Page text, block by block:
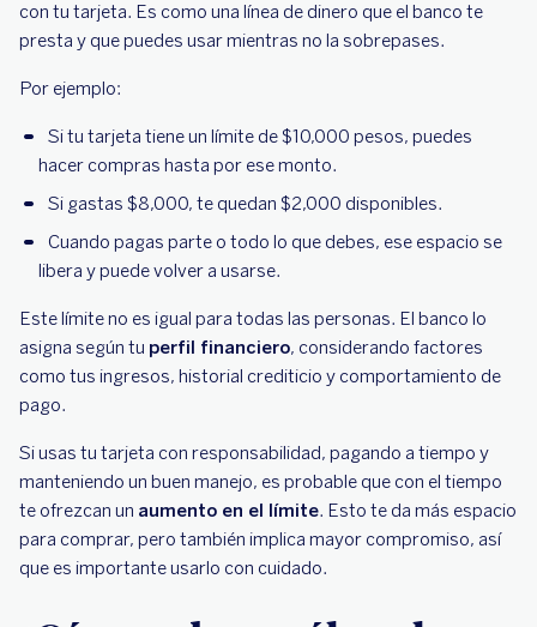
con tu tarjeta. Es como una línea de dinero que el banco te
presta y que puedes usar mientras no la sobrepases.
Por ejemplo:
Si tu tarjeta tiene un límite de $10,000 pesos, puedes
hacer compras hasta por ese monto.
Si gastas $8,000, te quedan $2,000 disponibles.
Cuando pagas parte o todo lo que debes, ese espacio se
libera y puede volver a usarse.
Este límite no es igual para todas las personas. El banco lo
asigna según tu perfil financiero, considerando factores
como tus ingresos, historial crediticio y comportamiento de
pago.
Si usas tu tarjeta con responsabilidad, pagando a tiempo y
manteniendo un buen manejo, es probable que con el tiempo
te ofrezcan un aumento en el límite. Esto te da más espacio
para comprar, pero también implica mayor compromiso, así
que es importante usarlo con cuidado.